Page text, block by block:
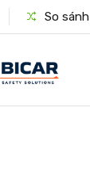
So sánh